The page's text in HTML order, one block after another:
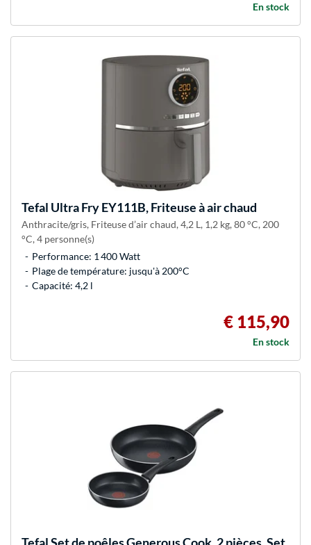
En stock
Tefal Ultra Fry EY111B, Friteuse à air chaud
Anthracite/gris, Friteuse d’air chaud, 4,2 L, 1,2 kg, 80 °C, 200
°C, 4 personne(s)
Performance: 1 400 Watt
Plage de température: jusqu'à 200°C
Capacité: 4,2 l
€ 115,90
En stock